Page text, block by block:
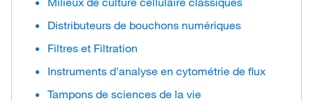
Distributeurs de bouchons numériques
Filtres et Filtration
Instruments d'analyse en cytométrie de flux
Tampons de sciences de la vie